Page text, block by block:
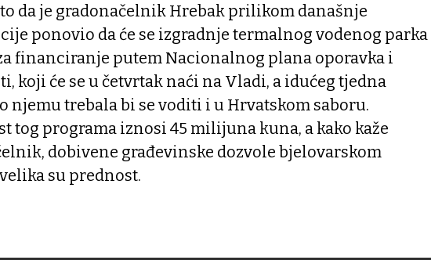
da je gradonačelnik Hrebak prilikom današnje
ponovio da će se izgradnje termalnog vodenog parka
financiranje putem Nacionalnog plana oporavka i
koji će se u četvrtak naći na Vladi, a idućeg tjedna
njemu trebala bi se voditi i u Hrvatskom saboru.
tog programa iznosi 45 milijuna kuna, a kako kaže
dobivene građevinske dozvole bjelovarskom
su prednost.